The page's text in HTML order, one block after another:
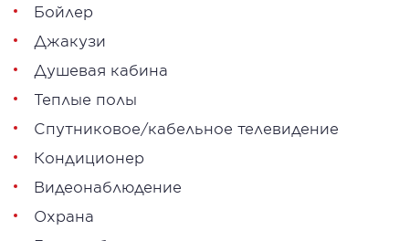
Бойлер
Джакузи
Душевая кабина
Теплые полы
Спутниковое/кабельное телевидение
Кондиционер
Видеонаблюдение
Охрана